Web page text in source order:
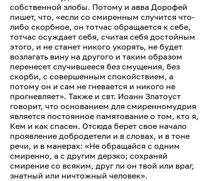
собственной злобы. Потому и авва Дорофей
пишет, что, «если со смиренным случится что-
либо скорбное, он тотчас обращается к себе,
тотчас осуждает себя, считая себя достойным
этого, и не станет никого укорять, не будет
возлагать вину на другого и таким образом
перенесет случившееся без смущения, без
скорби, с совершенным спокойствием, а
потому он и сам не гневается и никого не
прогневляет». Также и свт. Иоанн Златоуст
говорит, что основанием для смиренномудрия
является постоянное памятование о том, кто я,
Кем и как спасен. Отсюда берет свое начало
проявление добродетели и в словах, и в тоне
речи, и в манерах: «Не обращайся с одним
смиренно, а с другим дерзко; сохраняй
смирение со всяким, друг ли он твой или враг,
знатный или ничтожный человек».